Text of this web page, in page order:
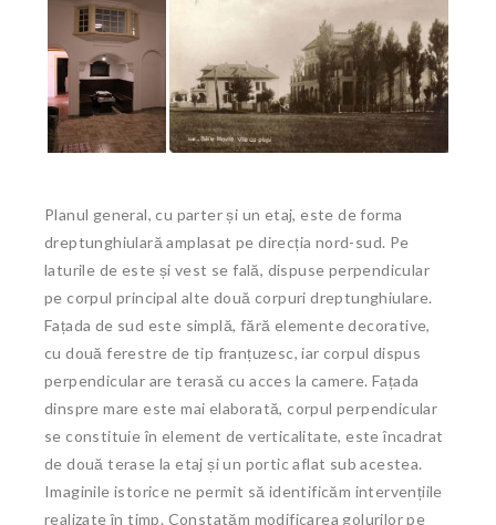
Planul general, cu parter și un etaj, este de forma
dreptunghiulară amplasat pe direcția nord-sud. Pe
laturile de este și vest se fală, dispuse perpendicular
pe corpul principal alte două corpuri dreptunghiulare.
Fațada de sud este simplă, fără elemente decorative,
cu două ferestre de tip franțuzesc, iar corpul dispus
perpendicular are terasă cu acces la camere. Fațada
dinspre mare este mai elaborată, corpul perpendicular
se constituie în element de verticalitate, este încadrat
de două terase la etaj și un portic aflat sub acestea.
Imaginile istorice ne permit să identificăm intervențiile
realizate în timp. Constatăm modificarea golurilor pe